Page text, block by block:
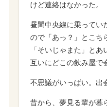
けど連絡はなかった。
昼間中央線に乗ってい
ので「あっ？」とこち
「そいじゃまた」とあ
互いにどこの飲み屋で
不思議がいっぱい。出
昔から、夢見る輩が暮